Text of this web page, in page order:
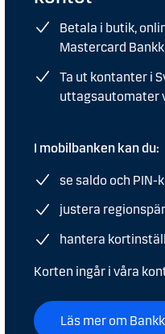
Betala i butik,
Mastercard
Ta ut kontanter i
uttagsautomater
I mobilbanken kan du:
se saldo och PIN-
justera
hantera
Korten ingår i våra
Läs mer om